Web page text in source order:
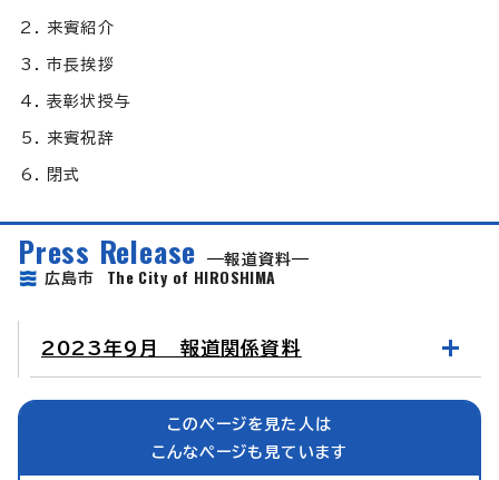
来賓紹介
市長挨拶
表彰状授与
来賓祝辞
閉式
Press Release
報道資料
広島市 The City of HIROSHIMA
2023年9月 報道関係資料
このページを見た人は
こんなページも見ています